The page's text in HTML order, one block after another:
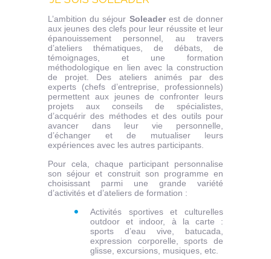
L’ambition du séjour Soleader est de donner
aux jeunes des clefs pour leur réussite et leur
épanouissement personnel, au travers
d’ateliers thématiques, de débats, de
témoignages, et une formation
méthodologique en lien avec la construction
de projet. Des ateliers animés par des
experts (chefs d’entreprise, professionnels)
permettent aux jeunes de confronter leurs
projets aux conseils de spécialistes,
d’acquérir des méthodes et des outils pour
avancer dans leur vie personnelle,
d’échanger et de mutualiser leurs
expériences avec les autres participants.
Pour cela, chaque participant personnalise
son séjour et construit son programme en
choisissant parmi une grande variété
d’activités et d’ateliers de formation :
Activités sportives et culturelles
outdoor et indoor, à la carte :
sports d’eau vive, batucada,
expression corporelle, sports de
glisse, excursions, musiques, etc.